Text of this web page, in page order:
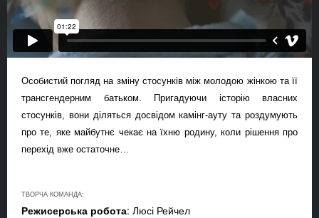
Особистий погляд на зміну стосунків між молодою жінкою та її
трансгендерним батьком. Пригадуючи історію власних
стосунків, вони діляться досвідом камінг-ауту та роздумують
про те, яке майбутнє чекає на їхню родину, коли рішення про
перехід вже остаточне…
ТВОРЧА КОМАНДА:
Режисерська робота: Люсі Рейчел